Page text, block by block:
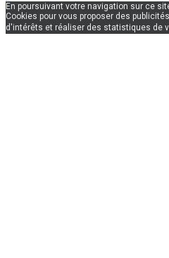
En poursuivant votre navigation sur ce
Cookies pour vous proposer des
d'intérêts et réaliser des statistiques de